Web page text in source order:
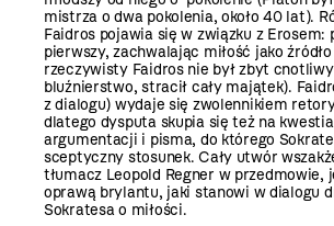
mistrza o dwa pokolenia, około 40 lat).
Faidros pojawia się w związku z Erosem:
pierwszy, zachwalając miłość jako
rzeczywisty Faidros nie był zbyt
bluźnierstwo, stracił cały majątek).
z dialogu) wydaje się zwolennikiem
dlatego dysputa skupia się też na
argumentacji i pisma, do którego
sceptyczny stosunek. Cały utwór
tłumacz Leopold Regner w przedmowie,
oprawą brylantu, jaki stanowi w dialogu
Sokratesa o miłości.